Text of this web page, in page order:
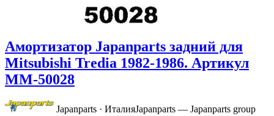
Амортизатор Japanparts задний для
Mitsubishi Tredia 1982-1986. Артикул
MM-50028
Japanparts · ИталияJapanparts — Japanparts group